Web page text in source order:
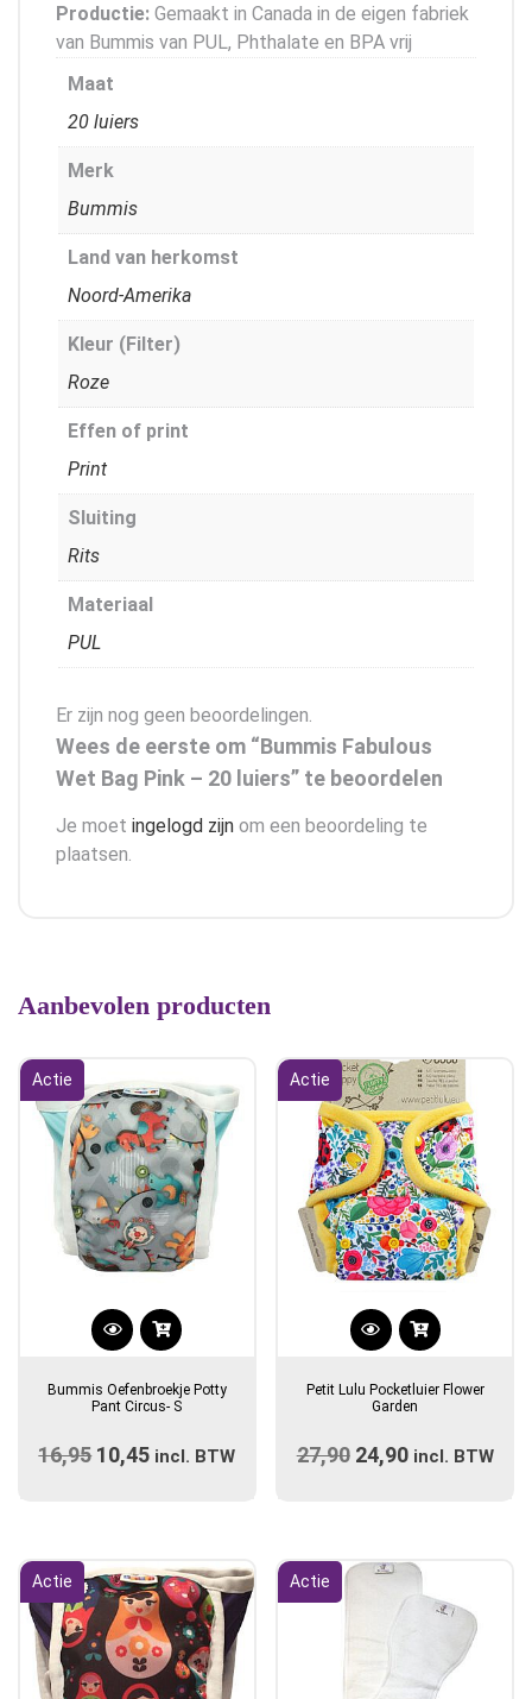
Productie: Gemaakt in Canada in de eigen fabriek
van Bummis van PUL, Phthalate en BPA vrij
Maat
20 luiers
Merk
Bummis
Land van herkomst
Noord-Amerika
Kleur (Filter)
Roze
Effen of print
Print
Sluiting
Rits
Materiaal
PUL
Er zijn nog geen beoordelingen.
Wees de eerste om “Bummis Fabulous
Wet Bag Pink – 20 luiers” te beoordelen
Je moet ingelogd zijn om een beoordeling te
plaatsen.
Aanbevolen producten
Actie
Bummis Oefenbroekje Potty
Pant Circus- S
16,95 Oorspronkelijke
10,45 Huidige
incl. BTW
Actie
Dit
heeft
variaties.
gekozen
worden
productpagina
Petit Lulu Pocketluier Flower
Garden
27,90 Oorspronkelijke
24,90Huidige
incl. BTW
Actie Actie